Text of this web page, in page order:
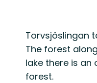
Opis
Torvsjöslingan
The forest
lake there is an
forest.